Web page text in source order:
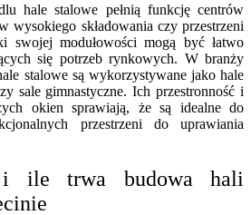
hale stalowe pełnią funkcję centrów
wysokiego składowania czy przestrzeni
swojej modułowości mogą być łatwo
się potrzeb rynkowych. W branży
stalowe są wykorzystywane jako hale
sale gimnastyczne. Ich przestronność i
okien sprawiają, że są idealne do
przestrzeni do uprawiania
i ile trwa budowa hali